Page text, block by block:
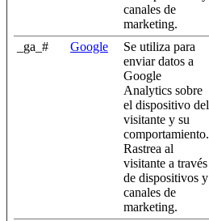
canales de
marketing.
_ga_# Google
Se utiliza para
enviar datos a
Google
Analytics sobre
el dispositivo del
visitante y su
comportamiento.
Rastrea al
visitante a través
de dispositivos y
canales de
marketing.